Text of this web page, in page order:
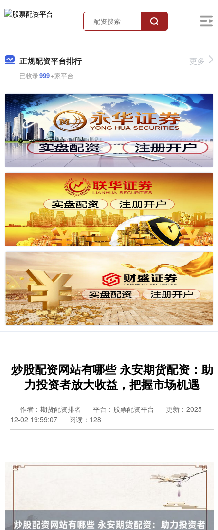
正规配资平台排行
已收录999+家平台
更多
炒股配资网站有哪些 永安期货配资：助
力投资者放大收益，把握市场机遇
作者：期货配资排名 平台：股票配资平台
更新：2025-
12-02 19:59:07
阅读：128